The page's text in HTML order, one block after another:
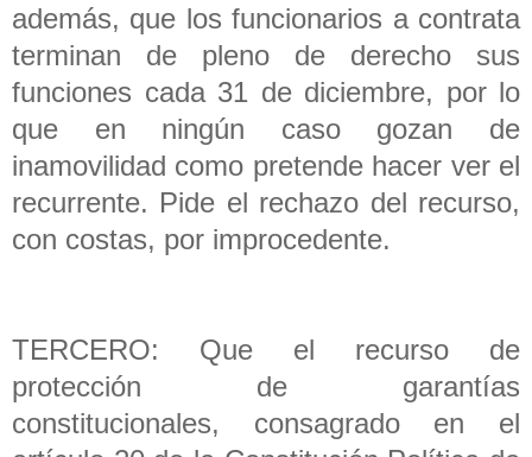
además, que los funcionarios a contrata
terminan de pleno de derecho sus
funciones cada 31 de diciembre, por lo
que en ningún caso gozan de
inamovilidad como pretende hacer ver el
recurrente. Pide el rechazo del recurso,
con costas, por improcedente.
TERCERO: Que el recurso de
protección de garantías
constitucionales, consagrado en el